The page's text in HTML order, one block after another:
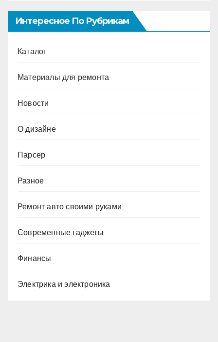
Интересное По Рубрикам
Каталог
Материалы для ремонта
Новости
О дизайне
Парсер
Разное
Ремонт авто своими руками
Современные гаджеты
Финансы
Электрика и электроника